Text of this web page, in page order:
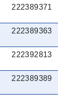
222389371
222389363
222392813
222389389